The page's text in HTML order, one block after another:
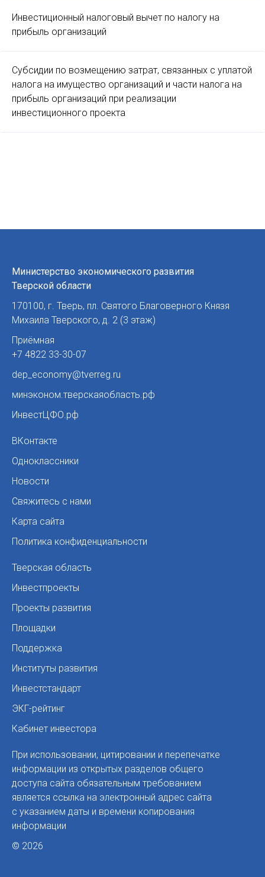
Инвестиционный налоговый вычет по налогу на
прибыль организаций
Субсидии по возмещению затрат, связанных с уплатой
налога на имущество организаций и части налога на
прибыль организаций при реализации
инвестиционного проекта
Министерство экономического развития
Тверской области
170100, г. Тверь, пл. Святого Благоверного Князя
Михаила Тверского, д. 2 (3 этаж)
Приёмная
+7 4822 33-30-07
dep_economy@tverreg.ru
минэконом.тверскаяобласть.рф
ИнвестЦФО.рф
ВКонтакте
Одноклассники
Новости
Свяжитесь с нами
Карта сайта
Политика конфиденциальности
Тверская область
Инвестпроекты
Проекты развития
Площадки
Поддержка
Институты развития
Инвестстандарт
ЭКГ-рейтинг
Кабинет инвестора
При использовании, цитировании и перепечатке
информации из открытых разделов общего
доступа сайта обязательным требованием
является ссылка на электронный адрес сайта
с указанием даты и времени копирования
информации
© 2026